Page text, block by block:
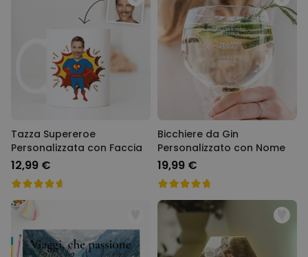
Tazza Supereroe
Personalizzata con Faccia
12,99 €
Bicchiere da Gin
Personalizzato con Nome
19,99 €